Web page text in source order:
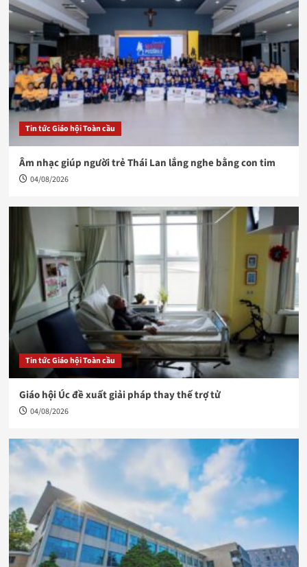
Tin tức Giáo hội Toàn cầu
Âm nhạc giúp người trẻ Thái Lan lắng nghe bằng con tim
04/08/2026
Tin tức Giáo hội Toàn cầu
Giáo hội Úc đề xuất giải pháp thay thế trợ tử
04/08/2026